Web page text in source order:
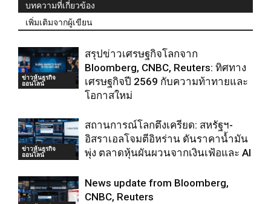
บทความที่เกี่ยวข้อง
เพิ่มเติมจากผู้เขียน
ข่าวหุ้นธุรกิจ
ออนไลน์
สรุปข่าวเศรษฐกิจโลกจาก
Bloomberg, CNBC, Reuters: ทิศทาง
เศรษฐกิจปี 2569 กับความท้าทายและ
โอกาสใหม่
ข่าวหุ้นธุรกิจ
ออนไลน์
สถานการณ์โลกตึงเครียด: สหรัฐฯ-
อิสราเอลโจมตีอิหร่าน ดันราคาน้ำมัน
พุ่ง ตลาดหุ้นผันผวนจากเงินเฟ้อและ AI
News update from Bloomberg,
CNBC, Reuters